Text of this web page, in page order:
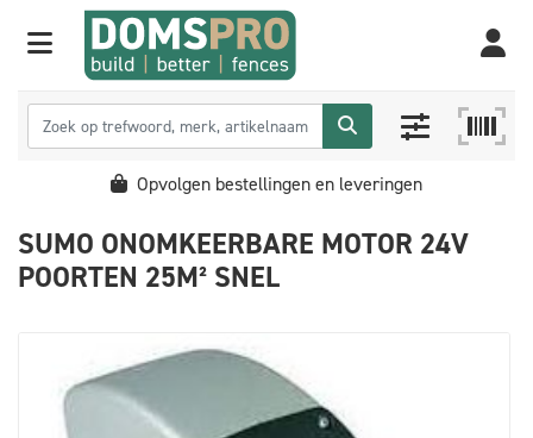
Opvolgen bestellingen en leveringen
SUMO ONOMKEERBARE MOTOR 24V
POORTEN 25M² SNEL